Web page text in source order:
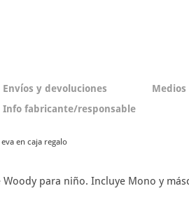
Envíos y devoluciones Medios
Info fabricante/responsable
en caja regalo
Woody para niño. Incluye Mono y